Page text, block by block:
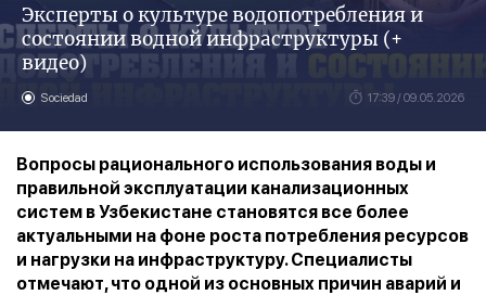
Эксперты о культуре водопотребления и
состоянии водной инфраструктуры (+
видео)
Sociedad 17:39 / 09.05.2026
Вопросы рационального использования воды и
правильной эксплуатации канализационных
систем в Узбекистане становятся все более
актуальными на фоне роста потребления ресурсов
и нагрузки на инфраструктуру. Специалисты
отмечают, что одной из основных причин аварий и